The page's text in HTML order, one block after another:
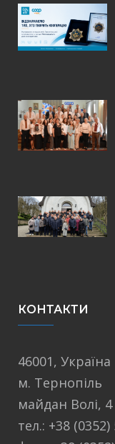
КОНТАКТИ
46001, Україна
м. Тернопіль
майдан Волі, 4
тел.: +38 (0352)